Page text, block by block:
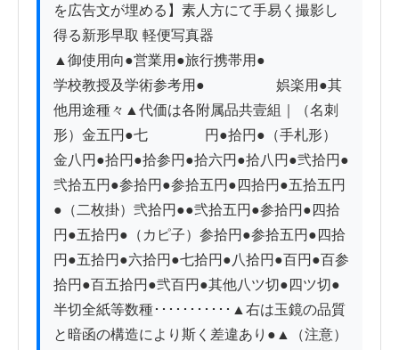
を広告文が埋める】素人方にて手易く撮影し
得る新形早取 軽便写真器
▲御使用向●営業用●旅行携帯用●
学校教授及学術参考用●　　　　　娯楽用●其
他用途種々▲代価は各附属品共壹組｜（名刺
形）金五円●七　　　　円●拾円●（手札形）
金八円●拾円●拾参円●拾六円●拾八円●弐拾円●
弐拾五円●参拾円●参拾五円●四拾円●五拾五円
●（二枚掛）弐拾円●●弐拾五円●参拾円●四拾
円●五拾円●（カピ子）参拾円●参拾五円●四拾
円●五拾円●六拾円●七拾円●八拾円●百円●百参
拾円●百五拾円●弐百円●其他八ツ切●四ツ切●
半切全紙等数種･･･････････▲右は玉鏡の品質
と暗函の構造により斯く差違あり●▲（注意）